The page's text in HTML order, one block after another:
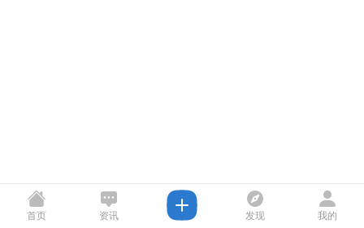
首页 资讯 发现 我的